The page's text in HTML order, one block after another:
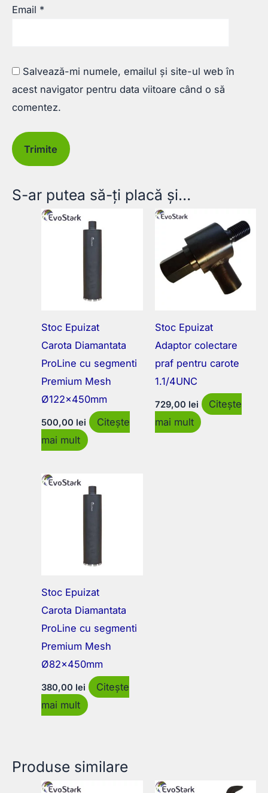
Email *
Salvează-mi numele, emailul și site-ul web în
acest navigator pentru data viitoare când o să
comentez.
S-ar putea să-ți placă și…
Stoc Epuizat
Carota Diamantata
ProLine cu segmenti
Premium Mesh
Ø122x450mm
500,00 lei
Citește
mai mult
Stoc Epuizat
Adaptor colectare
praf pentru carote
1.1/4UNC
729,00 lei
Citește
mai mult
Stoc Epuizat
Carota Diamantata
ProLine cu segmenti
Premium Mesh
Ø82x450mm
380,00 lei
Citește
mai mult
Produse similare